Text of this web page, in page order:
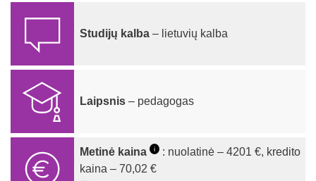
Studijų kalba – lietuvių kalba
Laipsnis – pedagogas
Metinė kaina i
: nuolatinė – 4201 €, kredito
kaina – 70,02 €